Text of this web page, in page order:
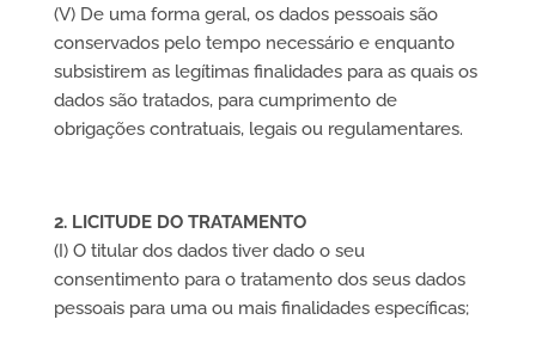
(V) De uma forma geral, os dados pessoais são
conservados pelo tempo necessário e enquanto
subsistirem as legítimas finalidades para as quais os
dados são tratados, para cumprimento de
obrigações contratuais, legais ou regulamentares.
2. LICITUDE DO TRATAMENTO
(I) O titular dos dados tiver dado o seu
consentimento para o tratamento dos seus dados
pessoais para uma ou mais finalidades específicas;